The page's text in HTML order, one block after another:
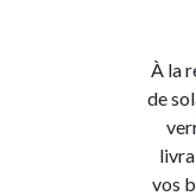
À la
de
vos